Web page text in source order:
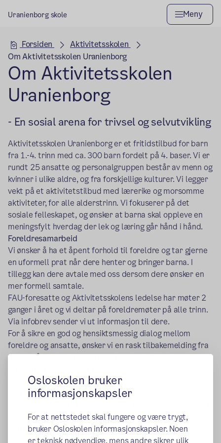
Osloskolen bruker
informasjonskapsler
For at nettstedet skal fungere og være trygt,
bruker Osloskolen informasjonskapsler. Noen
Uranienborg skole Meny
Hovedseksjon
Forsiden
Aktivitetsskolen
Om Aktivitetsskolen Uranienborg
Om Aktivitetsskolen
Uranienborg
- En sosial arena for trivsel og selvutvikling
Aktivitetsskolen Uranienborg er et fritidstilbud for barn
fra 1.-4. trinn med ca. 300 barn fordelt på 4. baser. Vi er
rundt 25 ansatte og personalgruppen består av menn og
kvinner i ulike aldre, og fra forskjellige kulturer. Vi legger
vekt på et aktivitetstilbud med lærerike og morsomme
aktiviteter, for alle alderstrinn. Vi fokuserer på det
sosiale felleskapet, og ønsker at barna skal oppleve en
meningsfylt hverdag der lek og læring går hånd i hånd.
Foreldresamarbeid
Vi ønsker å ha et åpent forhold til foreldre og tar gjerne
en uformell prat når dere henter og bringer barna. I
tillegg kan dere avtale med oss dersom dere ønsker en
mer formell samtale.
FAU-foresatte og Aktivitetsskolens ledelse har møter 2
ganger i året og vi deltar på foreldremøter på alle trinn.
Via infobrev sender vi ut informasjon til dere.
For å sikre en god og hensiktsmessig dialog mellom
foreldre og ansatte, ønsker vi en rask tilbakemelding fra
dere - både ris og ros. Vi er avhengig av tilbakemeldinger
Samarbeid med skolen
og vi har et godt og nært samarbeid med fokus på
barnas beste. Vi har like holdninger til god og uønsket
atferd, og har felles regler på AKS og skolen.